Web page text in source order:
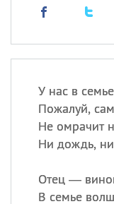
У нас в
Пожалуй,
Не омрачит
Ни дождь, ни
Отец —
В семье